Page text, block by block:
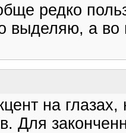
редко
выделяю, а во
на
Для